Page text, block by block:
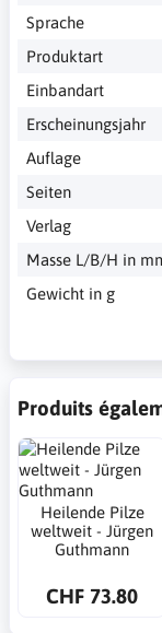
Sprache
Produktart
Einbandart
Erscheinungsjahr
Auflage
Seiten
Verlag
Masse L/B/H in
Gewicht in g
Produits
Heilende Pilze
weltweit - Jürgen
Guthmann
CHF 73.80